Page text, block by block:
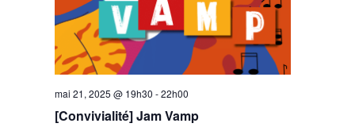
[Convivialité] Jam Vamp
mai 21, 2025 @ 19h30 -22h00